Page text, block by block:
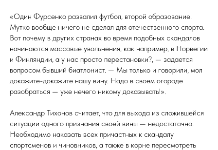
«Один Фурсенко развалил футбол, второй образование.
Мутко вообще ничего не сделал для отечественного спорта.
Вот почему в других странах во время подобных скандалов
начинаются массовые увольнения, как например, в Норвегии
и Финляндии, а у нас просто перестановки?, — задается
вопросом бывший биатлонист. — Мы только и говорили, мол
докажите-докажите нашу вину. Надо в своем огороде
разобраться — уже нечего никому доказывать!».
Александр Тихонов считает, что для выхода из сложившейся
ситуации одного признания своей вины — недостаточно.
Необходимо наказать всех причастных к скандалу
спортсменов и чиновников, а также в корне пересмотреть